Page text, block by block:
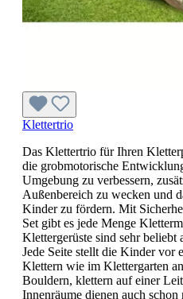
Klettertrio
Das Klettertrio für Ihren
die grobmotorische
Umgebung zu verbessern,
Außenbereich zu wecken und
Kinder zu fördern. Mit
Set gibt es jede Menge
Klettergerüste sind sehr
Jede Seite stellt die Kinder vor
Klettern wie im Klettergarten
Bouldern, klettern auf einer
Innenräume dienen auch